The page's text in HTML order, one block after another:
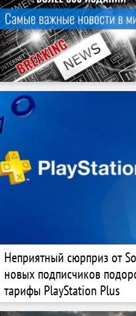
Неприятный сюрприз от
новых подписчиков
тарифы PlayStation Plus